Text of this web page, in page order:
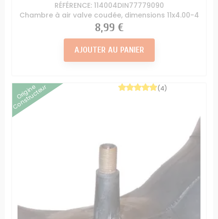
RÉFÉRENCE: 114004DIN77779090
Chambre à air valve coudée, dimensions 11x4.00-4
Prix
8,99 €
AJOUTER AU PANIER
Origine
Constructeur (4)